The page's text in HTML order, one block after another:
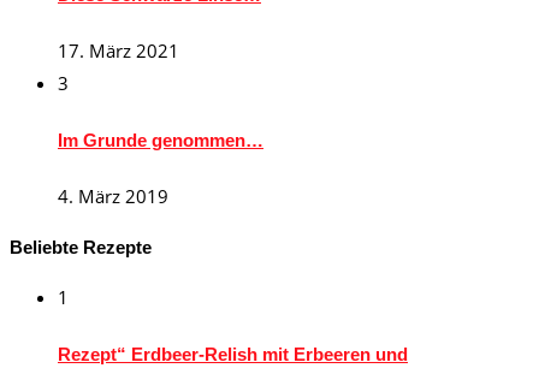
17. März 2021
3
Im Grunde genommen…
4. März 2019
Beliebte Rezepte
1
Rezept“ Erdbeer-Relish mit Erbeeren und